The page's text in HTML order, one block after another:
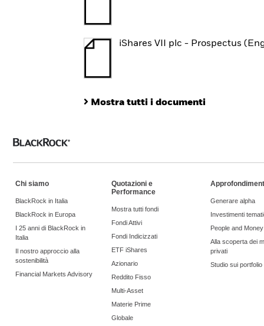
iShares VII plc - Prospectus
Mostra tutti i documenti
Chi siamo
BlackRock in Italia
BlackRock in Europa
I 25 anni di BlackRock in
Italia
Il nostro approccio alla
sostenibilità
Financial Markets Advisory
Quotazioni e
Performance
Mostra tutti fondi
Fondi Attivi
Fondi Indicizzati
ETF iShares
Azionario
Reddito Fisso
Multi-Asset
Materie Prime
Globale
Generare alpha
Investimenti
People and
Alla scoperta dei
privati
Studio sui portfolio